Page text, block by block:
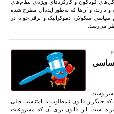
گوناگون و کارکرد‌های ویژه‌ی نظام‌های
دارند، و آن‌ها که به‌طور ایده‌آل مطرح شده
سکولار، دموکراتیک و ترقی‌خواه در
می‌رسد.
اساسی
سرنوشت
جایگزین قانون نامطلوب یا نامتناسب قبلی
است. این قانون برای آن که مشروعیت